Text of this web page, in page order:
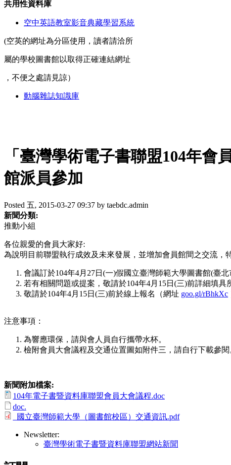
共用性資料庫
空中英語教室影音典藏學習系統
(空英的網址為分區使用，讀者請洽所
屬的學校圖書館以取得正確連結網址
，不便之處請見諒）
動腦雜誌知識庫
「臺灣學術電子書聯盟104年
館派員參加
Posted 五, 2015-03-27 09:37 by taebdc.admin
新聞分類:
推動小組
各位親愛的會員大家好:
為說明目前聯盟執行成效及未來發展，並增加會員館間之交流，
會議訂於104年4月27日(一)假國立臺灣師範大學圖書館(臺
若有相關問題或提案，敬請於104年4月15日(三)前詳細填具
敬請於104年4月15日(三)前於線上報名（網址 goo.gl/rBhkXc
注意事項：
為響應環保，請與會人員自行攜帶水杯。
檢附會員大會議程及交通位置圖如附件三，請自行下載參閱
新聞附加檔案:
104年電子書暨資料庫聯盟會員大會議程.doc
doc.
_國立臺灣師範大學（圖書館校區）交通資訊.pdf
Newsletter:
臺灣學術電子書暨資料庫聯盟網站新聞